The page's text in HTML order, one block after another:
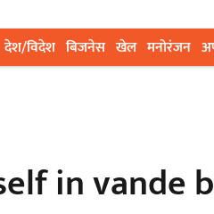
देश/विदेश बिजनेस खेल मनोरंजन
in vande